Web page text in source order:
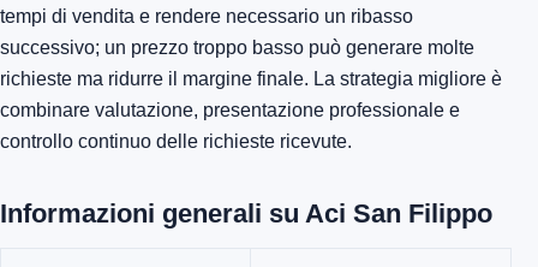
tempi di vendita e rendere necessario un ribasso
successivo; un prezzo troppo basso può generare molte
richieste ma ridurre il margine finale. La strategia migliore è
combinare valutazione, presentazione professionale e
controllo continuo delle richieste ricevute.
Informazioni generali su Aci San Filippo